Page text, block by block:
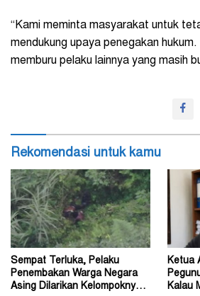
“Kami meminta masyarakat untuk
mendukung upaya penegakan
memburu pelaku lainnya yang masih
Rekomendasi untuk kamu
Sempat Terluka, Pelaku
Penembakan Warga Negara
Asing Dilarikan Kelompoknya
Ketua
Kalau